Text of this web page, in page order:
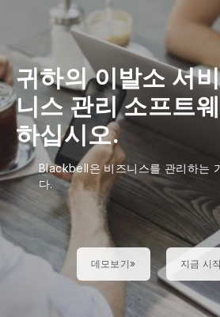
귀하의 이발소 서
니스 관리 소프트
하십시오.
Blackbell은 비즈니스를 관리하는
다.
데모보기» 지금 시